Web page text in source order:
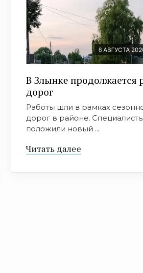
6 АВГУСТА
В Злынке продолжается
дорог
Работы шли в рамках
дорог в районе.
положили новый ...
Читать далее